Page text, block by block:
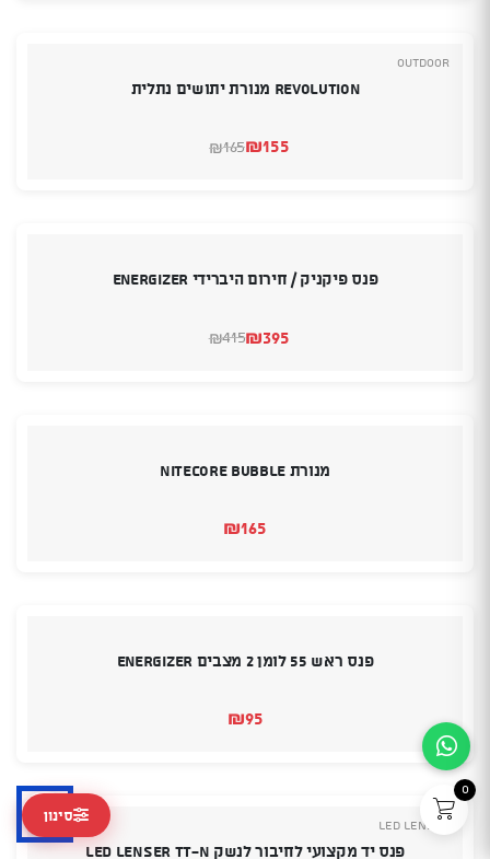
סינון
Outdoor
Revolution מנורת יתושים נתלית
₪165
המחיר₪155
המחיר
פנס פיקניק / חירום היברידי Energizer
₪415
המחיר₪395
המחיר
מנורת Nitecore Bubble
₪165
פנס ראש 55 לומן 2 מצבים Energizer
₪95
Led Lenser
פנס יד מקצועי לחיבור לנשק LED LENSER TT-N
0